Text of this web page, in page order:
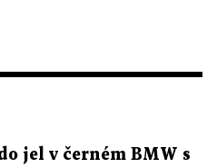
jel v černém BMW s